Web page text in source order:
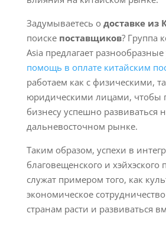
Задумываетесь о доставке из
поиске поставщиков? Группа
Asia предлагает
помощь в оплате китайским
работаем как с физическими,
юридическими лицами, чтобы
бизнесу успешно развиваться
дальневосточном рынке.
Таким образом, успехи в
благовещенского и хэйхэского
служат примером того, как
экономическое
странам расти и развиваться